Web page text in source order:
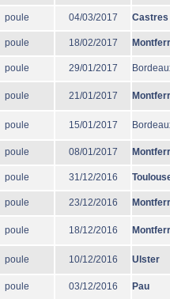
poule 04/03/2017 Castres
poule 18/02/2017
poule 29/01/2017
poule 21/01/2017
poule 15/01/2017
poule 08/01/2017
poule 31/12/2016
poule 23/12/2016
poule 18/12/2016
poule 10/12/2016 Ulster
poule 03/12/2016 Pau